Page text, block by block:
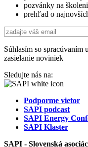
pozvánky na
prehľad o
Súhlasím so spracúvaním
zasielanie noviniek
Sledujte nás na:
Podporme vietor
SAPI podcast
SAPI Energy
SAPI Klaster
SAPI - Slovenská